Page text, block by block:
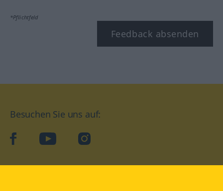
*Pflichtfeld
Feedback absenden
Besuchen Sie uns auf:
facebookYouTube Instagram